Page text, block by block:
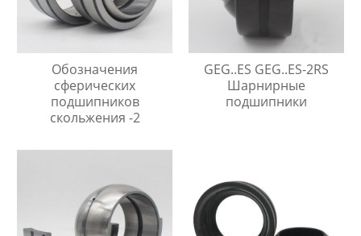
Обозначения
сферических
подшипников
скольжения -2
GEG..ES GEG..ES-2RS
Шарнирные
подшипники